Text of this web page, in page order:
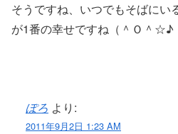
そうですね、いつでもそばにい
が1番の幸せですね（＾Ｏ＾☆♪
ぽろ より:
2011年9月2日 1:23 AM